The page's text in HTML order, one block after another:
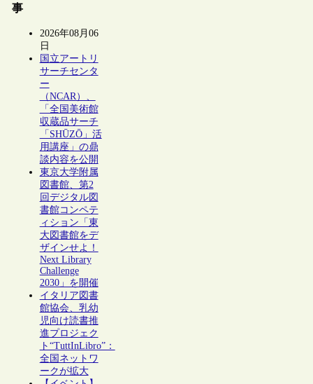
事
2026年08月06
日
国立アートリ
サーチセンタ
ー
（NCAR）、
「全国美術館
収蔵品サーチ
「SHŪZŌ」活
用講座」の鼎
談内容を公開
東京大学附属
図書館、第2
回デジタル図
書館コンペテ
ィション「東
大図書館をデ
ザインせよ！
Next Library
Challenge
2030」を開催
イタリア図書
館協会、乳幼
児向け読書推
進プロジェク
ト“TuttInLibro”：
全国ネットワ
ークが拡大